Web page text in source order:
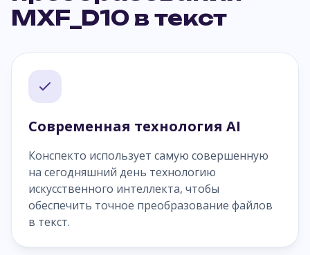
MXF_D10 в текст
Современная технология AI
Конспекто использует самую совершенную
на сегодняшний день технологию
искусственного интеллекта, чтобы
обеспечить точное преобразование файлов
в текст.